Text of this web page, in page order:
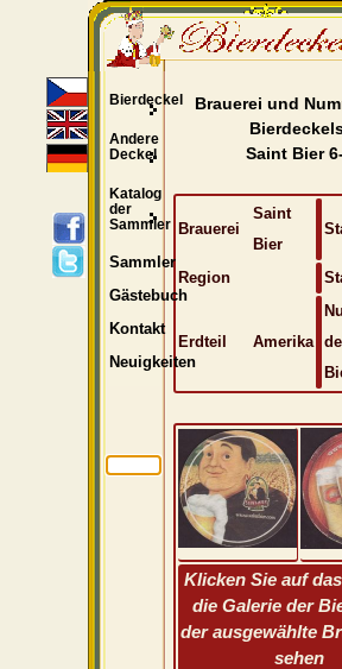
Brauerei und
Saint Bier
Brauerei
Saint
Bier
Region
Erdteil Amerika
Klicken Sie auf
die Galerie der
der ausgewählte
sehen
Bierdeckel
Andere
Deckel
Katalog
der
Sammler
Sammler
Gästebuch
Kontakt
Neuigkeiten